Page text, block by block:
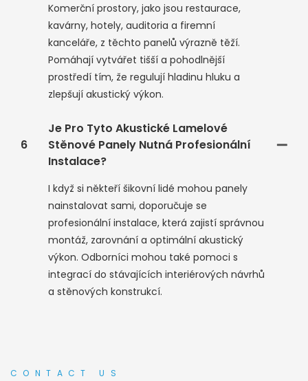
Komerční prostory, jako jsou restaurace,
kavárny, hotely, auditoria a firemní
kanceláře, z těchto panelů výrazně těží.
Pomáhají vytvářet tišší a pohodlnější
prostředí tím, že regulují hladinu hluku a
zlepšují akustický výkon.
6
Je Pro Tyto Akustické Lamelové
Stěnové Panely Nutná Profesionální
Instalace?
I když si někteří šikovní lidé mohou panely
nainstalovat sami, doporučuje se
profesionální instalace, která zajistí správnou
montáž, zarovnání a optimální akustický
výkon. Odborníci mohou také pomoci s
integrací do stávajících interiérových návrhů
a stěnových konstrukcí.
CONTACT US